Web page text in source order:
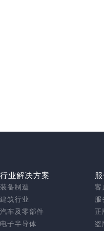
行业解决方案
装备制造
建筑行业
汽车及零部件
电子半导体
客
正
盗